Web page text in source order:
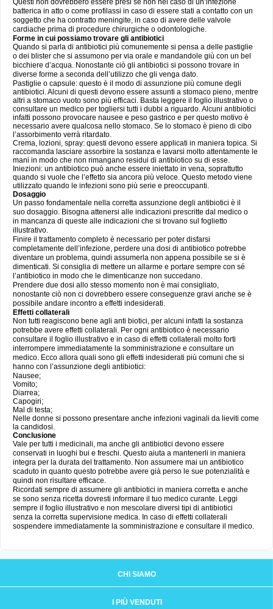
Questi non dovrebbero essere presi se non nel caso di un’infezione
batterica in atto o come profilassi in caso di essere stati a contatto con un
soggetto che ha contratto meningite, in caso di avere delle valvole
cardiache prima di procedure chirurgiche o odontologiche.
Forme in cui possiamo trovare gli antibiotici
Quando si parla di antibiotici più comunemente si pensa a delle pastiglie
o dei blister che si assumono per via orale e mandandole giù con un bel
bicchiere d’acqua. Nonostante ciò gli antibiotici si possono trovare in
diverse forme a seconda dell’utilizzo che gli venga dato.
Pastiglie o capsule: questo è il modo di assunzione più comune degli
antibiotici. Alcuni di questi devono essere assunti a stomaco pieno, mentre
altri a stomaco vuoto sono più efficaci. Basta leggere il foglio illustrativo o
consultare un medico per togliersi tutti i dubbi a riguardo. Alcuni antibiotici
infatti possono provocare nausee e peso gastrico e per questo motivo è
necessario avere qualcosa nello stomaco. Se lo stomaco è pieno di cibo
l’assorbimento verrà ritardato.
Crema, lozioni, spray: questi devono essere applicati in maniera topica. Si
raccomanda lasciare assorbire la sostanza e lavarsi molto attentamente le
mani in modo che non rimangano residui di antibiotico su di esse.
Iniezioni: un antibiotico può anche essere iniettato in vena, soprattutto
quando si vuole che l’effetto sia ancora più veloce. Questo metodo viene
utilizzato quando le infezioni sono più serie e preoccupanti.
Dosaggio
Un passo fondamentale nella corretta assunzione degli antibiotici è il
suo dosaggio. Bisogna attenersi alle indicazioni prescritte dal medico o
in mancanza di queste alle indicazioni che si trovano sul foglietto
illustrativo.
Finire il trattamento completo è necessario per poter disfarsi
completamente dell’infezione, perdere una dosi di antibiotico potrebbe
diventare un problema, quindi assumerla non appena possibile se si è
dimenticati. Si consiglia di mettere un allarme e portare sempre con sé
l’antibiotico in modo che le dimenticanze non succedano.
Prendere due dosi allo stesso momento non è mai consigliato,
nonostante ciò non ci dovrebbero essere conseguenze gravi anche se è
possibile andare incontro a effetti indesiderati.
Effetti collaterali
Non tutti reagiscono bene agli anti biotici, per alcuni infatti la sostanza
potrebbe avere effetti collaterali. Per ogni antibiotico è necessario
consultare il foglio illustrativo e in caso di effetti collaterali molto forti
interrompere immediatamente la somministrazione e consultare un
medico. Ecco allora quali sono gli effetti indesiderati più comuni che si
hanno con l’assunzione degli antibiotici:
Nausee;
Vomito;
Diarrea;
Capogiri;
Mal di testa;
Nelle donne si possono presentare anche infezioni vaginali da lieviti come
la candidosi.
Conclusione
Vale per tutti i medicinali, ma anche gli antibiotici devono essere
conservati in luoghi bui e freschi. Questo aiuta a mantenerli in maniera
integra per la durata del trattamento. Non assumere mai un antibiotico
scaduto in quanto questo potrebbe avere già perso le sue potenzialità e
quindi non risultare efficace.
Ricordati sempre di assumere gli antibiotici in maniera corretta e anche
se sono senza ricetta dovresti informare il tuo medico curante. Leggi
sempre il foglio illustrativo e non mescolare diversi tipi di antibiotici
senza la corretta supervisione medica. In caso di effetti collaterali
sospendere immediatamente la somministrazione e consultare il medico.
CHI SIAMO
I PIÙ VENDUTI